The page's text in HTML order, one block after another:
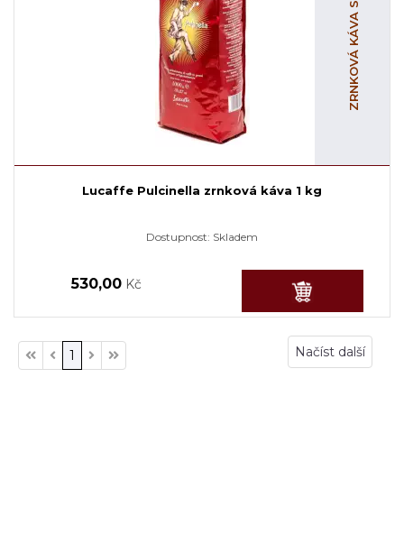
Lucaffe Pulcinella zrnková káva 1 kg
Dostupnost: Skladem
530,00 Kč
Načíst další
1